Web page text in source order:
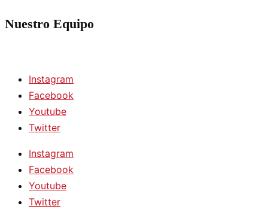
Nuestro Equipo
Instagram
Facebook
Youtube
Twitter
Instagram
Facebook
Youtube
Twitter